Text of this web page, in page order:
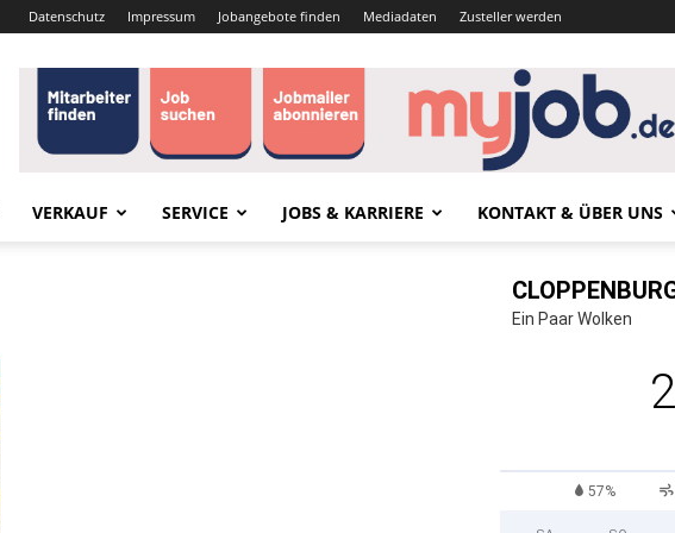
Datenschutz Impressum Jobangebote finden Mediadaten Zusteller werden
VERKAUF SERVICE JOBS & KARRIERE KONTAKT & ÜBER UNS
Ein Paar Wolken
57%